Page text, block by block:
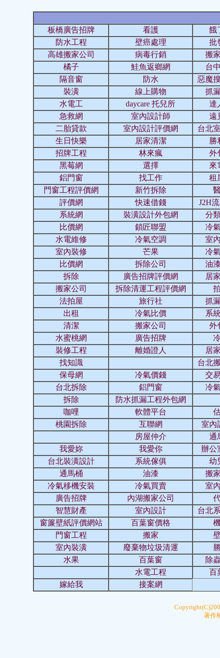
板橋廣告招牌 看護
餓
防水工程
壁癌處理
批
高雄搬家公司
病毒行銷
搬
橘子
鮭魚返鄉網
台
隔音窗
防水
惡魔
裝潢
線上購物
抓
水電工
daycare 托兒所
達
急救網
室內設計師
遠
二胎貸款
室內設計評價網
台北
生日快樂
居家清潔
勝
招牌工程
林來瘋
外
黑莓網
選擇
來
鋁門窗
找工作
租
門窗工程評價網
新竹拆除
評價網
快速借錢
J2H
系統網
裝潢設計外包網
分
比價網
鎖匠聯盟
冷
水電維修
冷氣空調
室
室內裝修
芒果
冷
比價網
拆除公司
油
拆除
廣告招牌評價網
居
搬家公司
拆除清運工程評價網
法拍屋
旅行社
抓
出租
冷氣比價
系
清潔
搬家公司
外
水蜜桃網
廣告招牌
裝修工程
離婚證人
居
找知識
台北
保母網
冷氣價錢
交
台北拆除
鋁門窗
冷
拆除
防水抓漏工程外包網
咖哩
軟體平台
桃園拆除
互聯網
室內
房屋仲介
通
我愛妳
我愛你
辦公
台北裝潢設計
系統傢俱
幼
通馬桶
油漆
搬
冷氣移機安裝
冷氣買賣
室
廣告招牌
內湖搬家公司
智慧財產
室內設計
台北
窗簾壁紙評價網站
百葉窗價格
門窗工程
搬家
室內裝潢
廢棄物垃圾清運
水果
百葉窗
除
水電工程
百
嫁給我
接案網
著作